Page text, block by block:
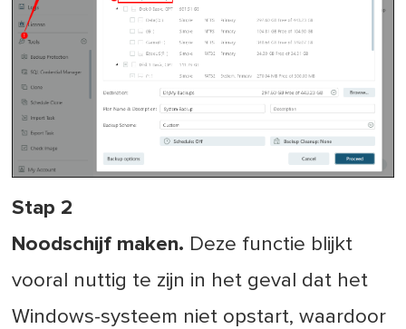
Stap 2
Noodschijf maken. Deze functie blijkt
vooral nuttig te zijn in het geval dat het
Windows-systeem niet opstart, waardoor